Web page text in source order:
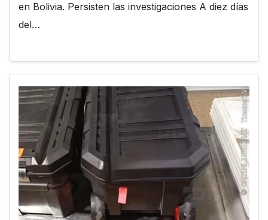
en Bolivia. Persisten las investigaciones A diez días
del…